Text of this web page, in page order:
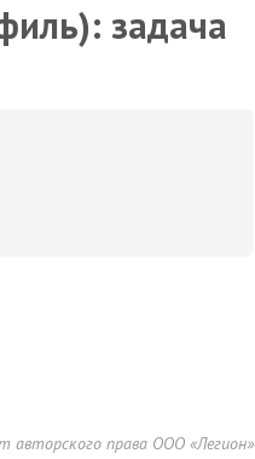
задача
авторского права ООО «Легион»